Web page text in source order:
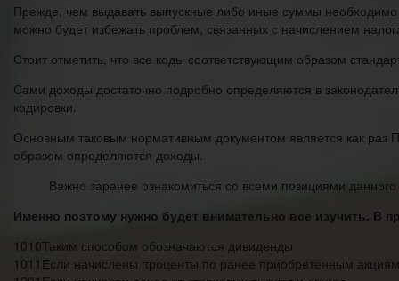
Прежде, чем выдавать выпускные либо иные суммы необходимо
можно будет избежать проблем, связанных с начислением
Стоит отметить, что все коды соответствующим образом
Сами доходы достаточно подробно определяются в
кодировки.
Основным таковым нормативным документом является как
образом определяются доходы.
Важно заранее ознакомиться со всеми позициями
Именно поэтому нужно будет внимательно все изучить. В
1010Таким способом обозначаются дивиденды
1011 Если начислены проценты по ранее приобретенным